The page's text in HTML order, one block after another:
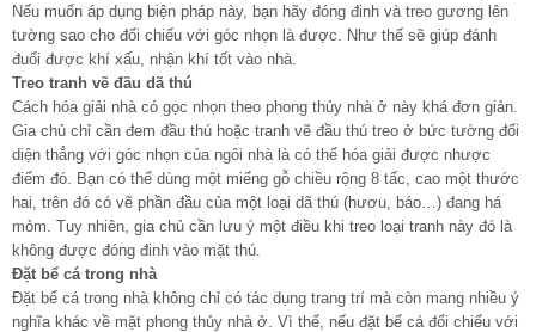
Nếu muốn áp dụng biện pháp này, bạn hãy đóng đinh và treo gương lên
tường sao cho đối chiếu với góc nhọn là được. Như thế sẽ giúp đánh
đuổi được khí xấu, nhận khí tốt vào nhà.
Treo tranh vẽ đầu dã thú
Cách hóa giải nhà có gọc nhọn theo phong thủy nhà ở này khá đơn giản.
Gia chủ chỉ cần đem đầu thú hoặc tranh vẽ đầu thú treo ở bức tường đối
diện thẳng với góc nhọn của ngôi nhà là có thể hóa giải được nhược
điểm đó. Bạn có thể dùng một miếng gỗ chiều rộng 8 tấc, cao một thước
hai, trên đó có vẽ phần đầu của một loại dã thú (hươu, báo…) đang há
mỏm. Tuy nhiên, gia chủ cần lưu ý một điều khi treo loại tranh này đó là
không được đóng đinh vào mặt thú.
Đặt bể cá trong nhà
Đặt bể cá trong nhà không chỉ có tác dụng trang trí mà còn mang nhiều ý
nghĩa khác về mặt phong thủy nhà ở. Vì thế, nếu đặt bể cá đối chiếu với